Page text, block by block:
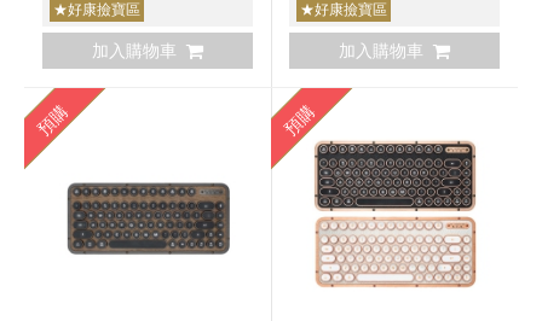
★好康撿寶區
加入購物車
★好康撿寶區
加入購物車
預購 預購